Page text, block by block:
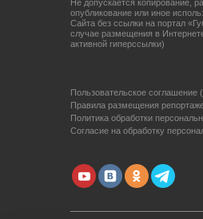
Не допускается копирование,
опубликование или иное
Сайта без ссылки на портал
случае размещения в
активной гиперссылки)
Пользовательское соглашение
Правила размещения
Политика обработки
Согласие на обработку